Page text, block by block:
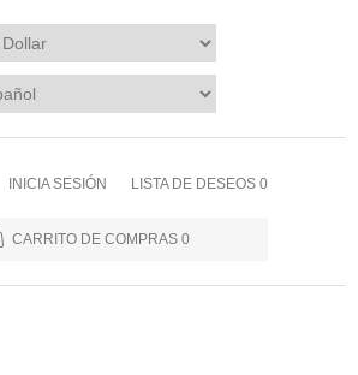
INICIA SESIÓN LISTA DE DESEOS 0
CARRITO DE COMPRAS 0